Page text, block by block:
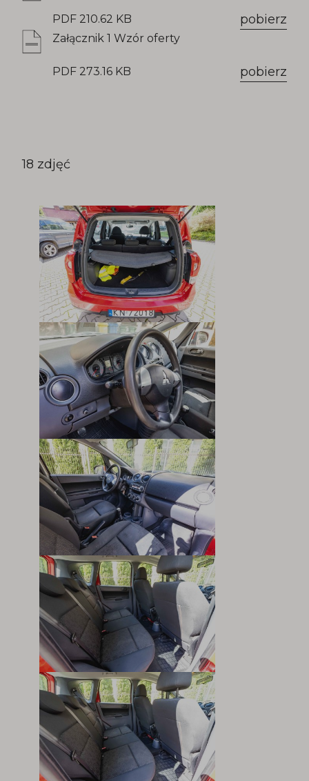
PDF 210.62 KB pobierz
Załącznik 1 Wzór oferty
PDF 273.16 KB pobierz
18 zdjęć